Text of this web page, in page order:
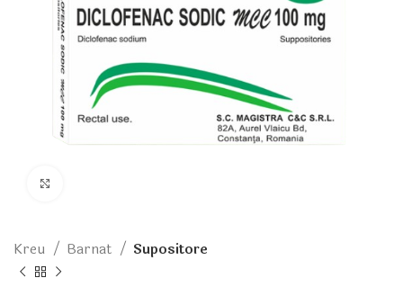
Kreu Barnat Supositore